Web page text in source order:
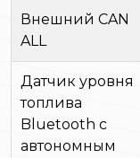
Внешний CAN
ALL
Датчик уровня
топлива
Bluetooth с
автономным